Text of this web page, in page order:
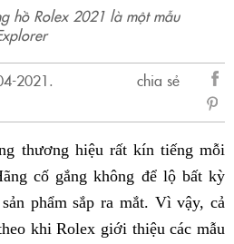
hồ Rolex 2021 là một mẫu
2021.
chia sẻ
sẻ
thương hiệu rất kín tiếng mỗi
cố gắng không để lộ bất kỳ
phẩm sắp ra mắt. Vì vậy, cả
khi Rolex giới thiệu các mẫu